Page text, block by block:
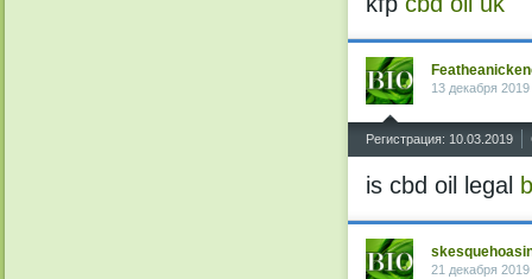
13 декабря
Регистрация: 10.03.2019
is cbd oil legal
21 декабря